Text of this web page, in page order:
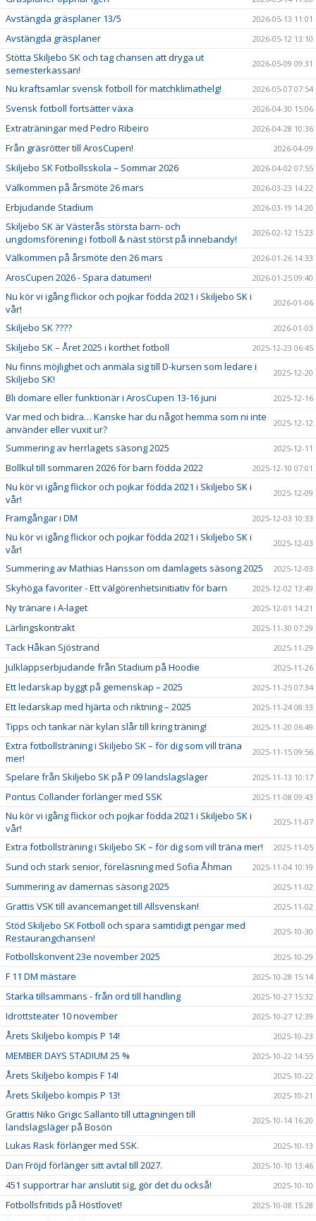
Avstängda gräsplaner 13/5 2026-05-13 11:01
Avstängda gräsplaner 2026-05-12 13:10
Stötta Skiljebo SK och tag chansen att dryga ut
semesterkassan!
2026-05-09 09:31
Nu kraftsamlar svensk fotboll för matchklimathelg! 2026-05-07 07:54
Svensk fotboll fortsätter växa 2026-04-30 15:06
Extraträningar med Pedro Ribeiro 2026-04-28 10:36
Från gräsrötter till ArosCupen! 2026-04-09
Skiljebo SK Fotbollsskola – Sommar 2026 2026-04-02 07:55
Välkommen på årsmöte 26 mars 2026-03-23 14:22
Erbjudande Stadium 2026-03-19 14:20
Skiljebo SK är Västerås största barn- och
ungdomsförening i fotboll & näst störst på innebandy!
2026-02-12 15:23
Välkommen på årsmöte den 26 mars 2026-01-26 14:33
ArosCupen 2026 - Spara datumen! 2026-01-25 09:40
Nu kör vi igång flickor och pojkar födda 2021 i Skiljebo SK i
vår!
2026-01-06
Skiljebo SK ???? 2026-01-03
Skiljebo SK – Året 2025 i korthet fotboll 2025-12-23 06:45
Nu finns möjlighet och anmäla sig till D-kursen som ledare i
Skiljebo SK!
2025-12-20
Bli domare eller funktionär i ArosCupen 13-16 juni 2025-12-16
Var med och bidra… Kanske har du något hemma som ni inte
använder eller vuxit ur?
2025-12-12
Summering av herrlagets säsong 2025 2025-12-11
Bollkul till sommaren 2026 för barn födda 2022 2025-12-10 07:01
Nu kör vi igång flickor och pojkar födda 2021 i Skiljebo SK i
vår!
2025-12-09
Framgångar i DM 2025-12-03 10:33
Nu kör vi igång flickor och pojkar födda 2021 i Skiljebo SK i
vår!
2025-12-03
Summering av Mathias Hansson om damlagets säsong 2025 2025-12-03
Skyhöga favoriter - Ett välgörenhetsinitiativ för barn 2025-12-02 13:49
Ny tränare i A-laget 2025-12-01 14:21
Lärlingskontrakt 2025-11-30 07:29
Tack Håkan Sjöstrand 2025-11-29
Julklappserbjudande från Stadium på Hoodie 2025-11-26
Ett ledarskap byggt på gemenskap – 2025 2025-11-25 07:34
Ett ledarskap med hjärta och riktning – 2025 2025-11-24 08:33
Tipps och tankar när kylan slår till kring träning! 2025-11-20 06:49
Extra fotbollsträning i Skiljebo SK – för dig som vill träna
mer!
2025-11-15 09:56
Spelare från Skiljebo SK på P 09 landslagsläger 2025-11-13 10:17
Pontus Collander förlänger med SSK 2025-11-08 09:43
Nu kör vi igång flickor och pojkar födda 2021 i Skiljebo SK i
vår!
2025-11-07
Extra fotbollsträning i Skiljebo SK – för dig som vill träna mer! 2025-11-05
Sund och stark senior, föreläsning med Sofia Åhman 2025-11-04 10:19
Summering av damernas säsong 2025 2025-11-02
Grattis VSK till avancemanget till Allsvenskan! 2025-11-02
Stöd Skiljebo SK Fotboll och spara samtidigt pengar med
Restaurangchansen!
2025-10-30
Fotbollskonvent 23e november 2025 2025-10-29
F 11 DM mästare 2025-10-28 15:14
Starka tillsammans - från ord till handling 2025-10-27 15:32
Idrottsteater 10 november 2025-10-27 12:39
Årets Skiljebo kompis P 14! 2025-10-23
MEMBER DAYS STADIUM 25 % 2025-10-22 14:55
Årets Skiljebo kompis F 14! 2025-10-22
Årets Skiljebo kompis P 13! 2025-10-21
Grattis Niko Grigic Sallanto till uttagningen till
landslagsläger på Bosön
2025-10-14 16:20
Lukas Rask förlänger med SSK. 2025-10-13
Dan Fröjd förlänger sitt avtal till 2027. 2025-10-10 13:46
451 supportrar har anslutit sig, gör det du också! 2025-10-10
Fotbollsfritids på Höstlovet! 2025-10-08 15:28